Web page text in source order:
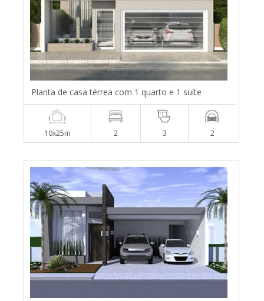
Planta de casa térrea com 1 quarto e 1 suíte
10x25m 2 3 2